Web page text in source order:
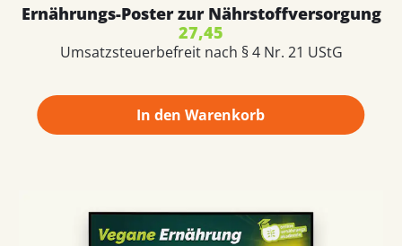
Ernährungs-Poster zur Nährstoffversorgung
27,45
Umsatzsteuerbefreit nach § 4 Nr. 21 UStG
In den Warenkorb